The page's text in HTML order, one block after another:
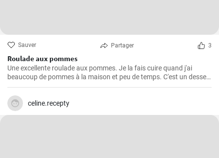
Sauver Partager 3
Roulade aux pommes
Une excellente roulade aux pommes. Je la fais cuire quand j'ai
beaucoup de pommes à la maison et peu de temps. C'est un dessert
rapide et facile qui plait toujours.
celine.recepty